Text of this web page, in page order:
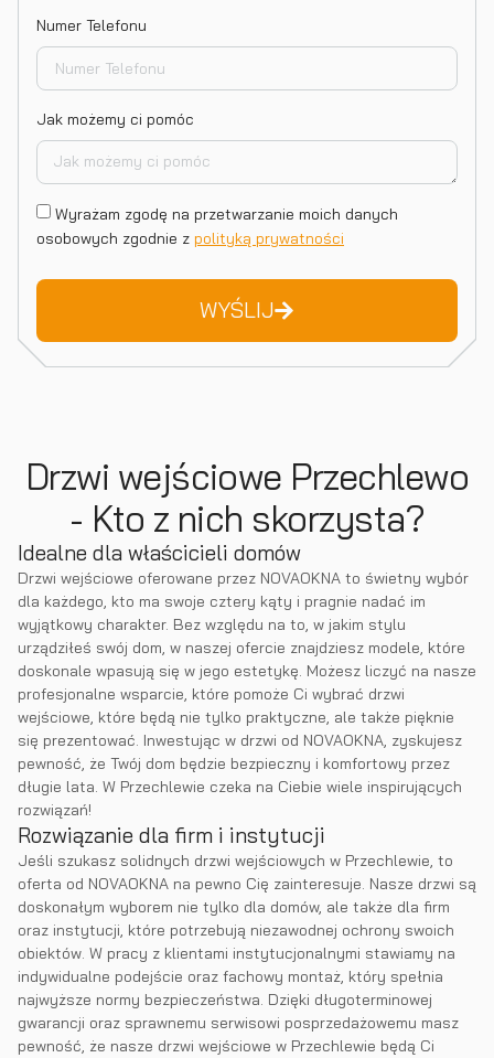
Numer Telefonu
Jak możemy ci pomóc
Wyrażam zgodę na przetwarzanie moich danych
osobowych zgodnie z polityką prywatności
WYŚLIJ
Drzwi wejściowe Przechlewo
- Kto z nich skorzysta?
Idealne dla właścicieli domów
Drzwi wejściowe oferowane przez NOVAOKNA to świetny wybór
dla każdego, kto ma swoje cztery kąty i pragnie nadać im
wyjątkowy charakter. Bez względu na to, w jakim stylu
urządziłeś swój dom, w naszej ofercie znajdziesz modele, które
doskonale wpasują się w jego estetykę. Możesz liczyć na nasze
profesjonalne wsparcie, które pomoże Ci wybrać drzwi
wejściowe, które będą nie tylko praktyczne, ale także pięknie
się prezentować. Inwestując w drzwi od NOVAOKNA, zyskujesz
pewność, że Twój dom będzie bezpieczny i komfortowy przez
długie lata. W Przechlewie czeka na Ciebie wiele inspirujących
rozwiązań!
Rozwiązanie dla firm i instytucji
Jeśli szukasz solidnych drzwi wejściowych w Przechlewie, to
oferta od NOVAOKNA na pewno Cię zainteresuje. Nasze drzwi są
doskonałym wyborem nie tylko dla domów, ale także dla firm
oraz instytucji, które potrzebują niezawodnej ochrony swoich
obiektów. W pracy z klientami instytucjonalnymi stawiamy na
indywidualne podejście oraz fachowy montaż, który spełnia
najwyższe normy bezpieczeństwa. Dzięki długoterminowej
gwarancji oraz sprawnemu serwisowi posprzedażowemu masz
pewność, że nasze drzwi wejściowe w Przechlewie będą Ci